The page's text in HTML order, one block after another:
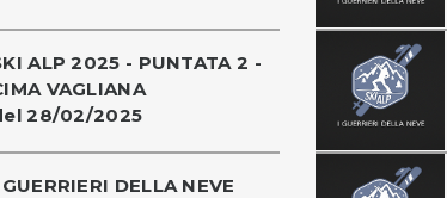
ALP 2025 - PUNTATA 2 -
VAGLIANA
28/02/2025
DELLA NEVE